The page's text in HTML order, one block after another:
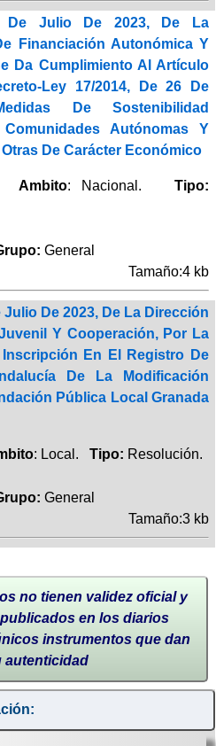
De Julio De 2023, De La
Financiación Autonómica Y
Da Cumplimiento Al Artículo
Ley 17/2014, De 26 De
De Sostenibilidad
Autónomas Y
De Carácter Económico
Ambito: Nacional.Tipo:
General
Tamaño:4 kb
De 2023, De La Dirección
Y Cooperación, Por La
En El Registro De
De La Modificación
Pública Local Granada
: Local. Tipo: Resolución.
General
Tamaño:3 kb
no tienen validez oficial y
en los diarios
instrumentos que dan
autenticidad